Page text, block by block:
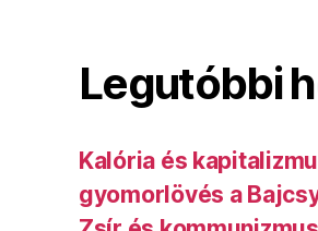
Legutóbbi
Kalória és
gyomorlövés a